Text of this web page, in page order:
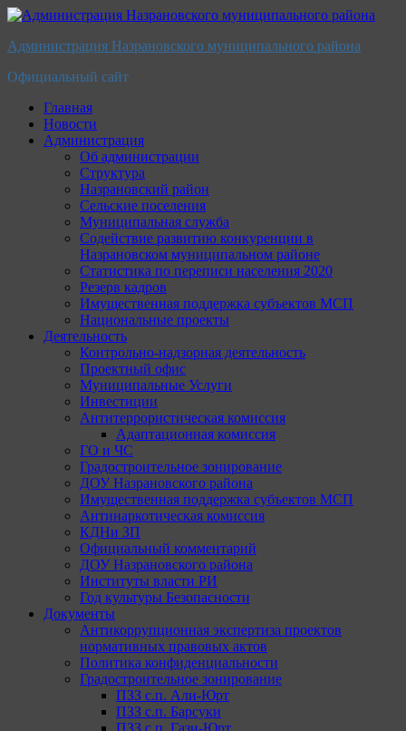
Перейти
содержимому
Администрация Назрановского муниципального района
Официальный сайт
Главная
Новости
Администрация
Об администрации
Структура
Назрановский район
Сельские поселения
Муниципальная служба
Содействие развитию конкуренции в
Назрановском муниципальном районе
Статистика по переписи населения 2020
Резерв кадров
Имущественная поддержка субъектов МСП
Национальные проекты
Деятельность
Контрольно-надзорная деятельность
Проектный офис
Муниципальные Услуги
Инвестиции
Антитеррористическая комиссия
Адаптационная комиссия
ГО и ЧС
Градостроительное зонирование
ДОУ Назрановского района
Имущественная поддержка субъектов МСП
Антинаркотическая комиссия
КДНи ЗП
Официальный комментарий
ДОУ Назрановского района
Институты власти РИ
Год культуры Безопасности
Документы
Антикоррупционная экспертиза проектов
нормативных правовых актов
Политика конфиденциальности
Градостроительное зонирование
ПЗЗ с.п. Али-Юрт
ПЗЗ с.п. Барсуки
ПЗЗ с.п. Гази-Юрт